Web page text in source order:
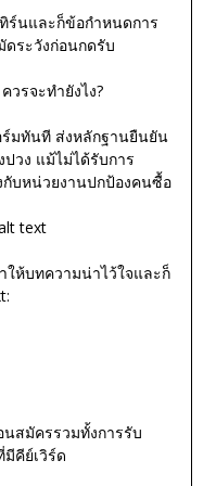
ร์นและก็ข้อกำหนดการ
ระวังก่อนกดรับ
วรจะทำยังไง?
มทันที ส่งหลักฐานยืนยัน
วง แม้ไม่ได้รับการ
กับหน่วยงานปกป้องคนซื้อ
text
ให้บทความน่าไว้ใจและก็
สมัครรวมทั้งการรับ
คีย์เวิร์ด